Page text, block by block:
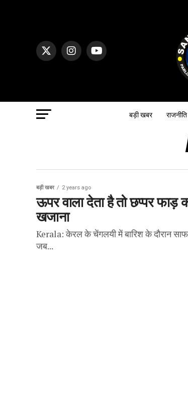
बड़ी खबर राजनीति
बड़ी खबर 2 years ago
ऊपर वाला देता है तो छप्पर फाड़
खजाना
Kerala: केरल के चेंगलयी में बारिश के दौरान
जब...